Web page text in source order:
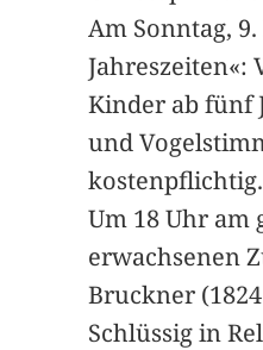
Am Sonntag,
Jahreszeiten«:
Kinder ab fünf
und
kostenpflichtig.
Um 18 Uhr
erwachsenen
Bruckner (1824
Schlüssig in